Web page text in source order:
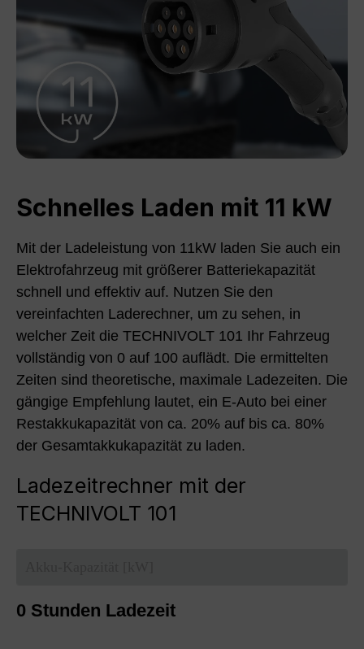
Schnelles Laden mit 11 kW
Mit der Ladeleistung von 11kW laden Sie auch ein
Elektrofahrzeug mit größerer Batteriekapazität
schnell und effektiv auf. Nutzen Sie den
vereinfachten Laderechner, um zu sehen, in
welcher Zeit die TECHNIVOLT 101 Ihr Fahrzeug
vollständig von 0 auf 100 auflädt. Die ermittelten
Zeiten sind theoretische, maximale Ladezeiten. Die
gängige Empfehlung lautet, ein E-Auto bei einer
Restakkukapazität von ca. 20% auf bis ca. 80%
der Gesamtakkukapazität zu laden.
Ladezeitrechner mit der
TECHNIVOLT 101
0 Stunden Ladezeit